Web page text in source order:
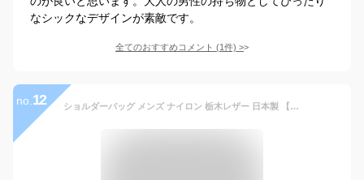
なシックなデザインが素敵です。
全てのおすすめコメント (1件) >
no. 12 ショルダーバッグ メンズ ナイロン 栃木レザー 日本製 【名入れ 可能】 サコッシュ ブランド HALEINE 横型 ショルダー バッグ 斜めがけ かっこいい 【Makuake掲載】ボディバッグ 軽い 薄い 軽量 薄型 レザー 牛革 本革 (07000409-mens-1r) ギフト プレゼント 父の日